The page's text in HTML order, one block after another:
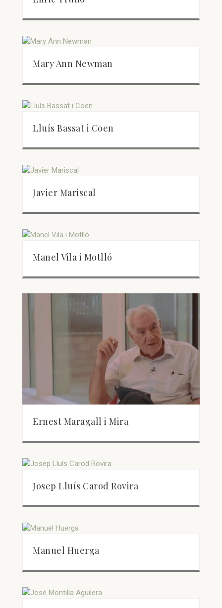
Mary Ann Newman
Lluís Bassat i Coen
Javier Mariscal
Manel Vila i Motlló
Ernest Maragall i Mira
Josep Lluís Carod Rovira
Manuel Huerga